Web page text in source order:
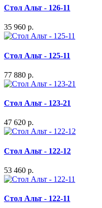
Стол Альт - 126-11
35 960 р.
Стол Альт - 125-11
77 880 р.
Стол Альт - 123-21
47 620 р.
Стол Альт - 122-12
53 460 р.
Стол Альт - 122-11